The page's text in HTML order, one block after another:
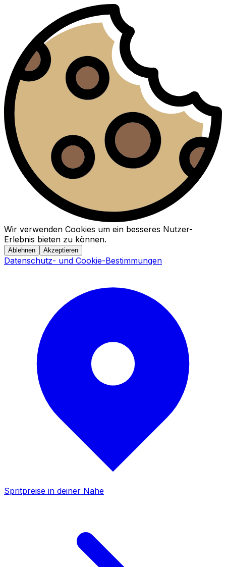
Wir verwenden Cookies um ein besseres Nutzer-
Erlebnis bieten zu können.
Ablehnen Akzeptieren
Datenschutz- und Cookie-Bestimmungen
Spritpreise in deiner Nähe